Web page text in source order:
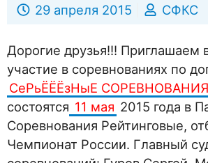
29 апреля 2015 СФКС
Дорогие друзья!!! Приглашаем
участие в соревнованиях по
СеРьЁЁЁзНыЕ СОРЕВНОВАНИЯ
состоятся 11 мая 2015 года в
Соревнования Рейтинговые,
Чемпионат России. Главный